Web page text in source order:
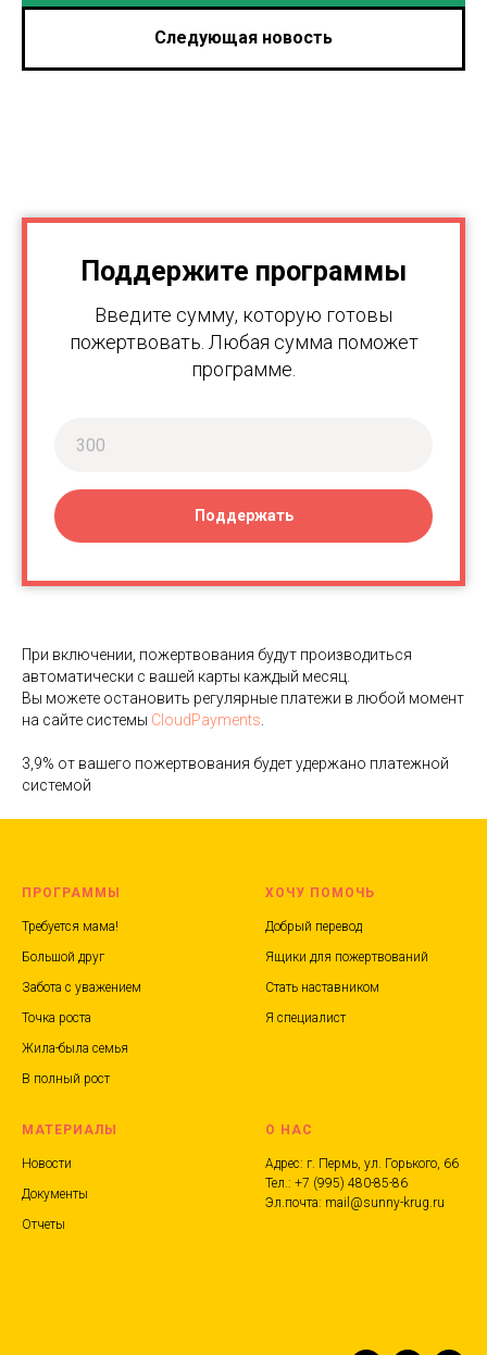
Следующая новость
Поддержите программы
Введите сумму, которую готовы
пожертвовать. Любая сумма поможет
программе.
Поддержать
При включении, пожертвования будут производиться
автоматически с вашей карты каждый месяц.
Вы можете остановить регулярные платежи в любой момент
на сайте системы CloudPayments.
3,9% от вашего пожертвования будет удержано платежной
системой
ПРОГРАММЫ
Требуется мама!
Большой друг
Забота с уважением
Точка роста
Жила-была семья
В полный рост
ХОЧУ ПОМОЧЬ
Добрый перевод
Ящики для пожертвований
Стать наставником
Я специалист
МАТЕРИАЛЫ
Новости
Документы
Отчеты
О НАС
Адрес: г. Пермь, ул. Горького, 66
Тел.: +7 (995) 480-85-86
Эл.почта: mail@sunny-krug.ru